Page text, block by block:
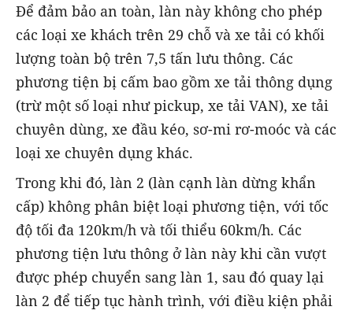
Để đảm bảo an toàn, làn này không cho phép
các loại xe khách trên 29 chỗ và xe tải có khối
lượng toàn bộ trên 7,5 tấn lưu thông. Các
phương tiện bị cấm bao gồm xe tải thông dụng
(trừ một số loại như pickup, xe tải VAN), xe tải
chuyên dùng, xe đầu kéo, sơ-mi rơ-moóc và các
loại xe chuyên dụng khác.
Trong khi đó, làn 2 (làn cạnh làn dừng khẩn
cấp) không phân biệt loại phương tiện, với tốc
độ tối đa 120km/h và tối thiểu 60km/h. Các
phương tiện lưu thông ở làn này khi cần vượt
được phép chuyển sang làn 1, sau đó quay lại
làn 2 để tiếp tục hành trình, với điều kiện phải